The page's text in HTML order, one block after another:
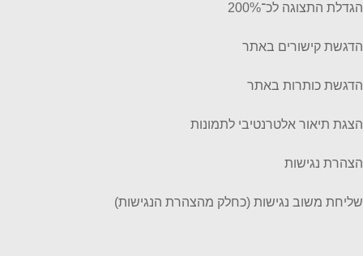
הגדלת התצוגה לכ־200%
הדגשת קישורים באתר
הדגשת כותרות באתר
הצגת תיאור אלטרנטיבי לתמונות
הצהרת נגישות
שליחת משוב נגישות (כחלק מהצהרת הנגישות)